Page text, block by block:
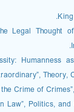
Legal Thought
Humanness
Theory,
Crime of
Law”, Politics,